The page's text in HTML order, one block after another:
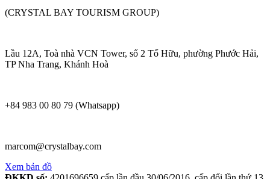
(CRYSTAL BAY TOURISM GROUP)
Lầu 12A, Toà nhà VCN Tower, số 2 Tố Hữu, phường Phước Hải,
TP Nha Trang, Khánh Hoà
+84 983 00 80 79 (Whatsapp)
marcom@crystalbay.com
Xem bản đồ